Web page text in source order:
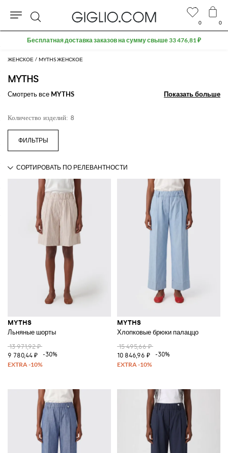
ЖЕНСКОЕ MYTHS ЖЕНСКОЕ
MYTHS
Смотреть все MYTHS Показать больше
Показать больше
Количество изделий: 8
MYTHS
Льняные шорты
13 971,92 ₽
9 780,44 ₽
-30%
MYTHS
Хлопковые брюки палаццо
15 495,66 ₽
10 846,96 ₽
-30%
0 0
Поиск